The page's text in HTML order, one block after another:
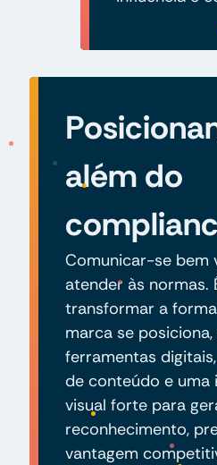
além do
Comunicar-se bem
atender às normas.
transformar a
marca se
ferramentas
de conteúdo e uma
visual forte para
reconhecimento,
vantagem